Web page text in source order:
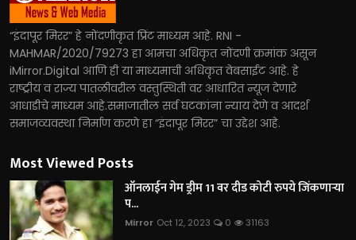
“इंदापूर मिरर” हे नोंदणीकृत प्रिंट माध्यम आहे. RNI -
MAHMAR/2020/79273 हा आमचा अधिकृत नोंदणी क्रमांक असून
iMirror.Digital आणि ही या माध्यमाची अधिकृत वेबसाईट आहे. हे
राष्ट्रीय व राज्य पातळीवरील वस्तुस्थिती वर आधारित न्यूज देणारे
आधाडीचे माध्यम आहे.समाजातील सर्व घटकांना न्याय देणे व आदर्श
समाजव्यवस्था निर्माण करणे हा “इंदापूर मिरर” चा उद्देश आहे.
Most Viewed Posts
ऑनलाईन गेम ड्रीम 11 वर दीड कोटी रुपये जिंकणाऱ्या
प...
Mirror Oct 12, 2023 0 31163